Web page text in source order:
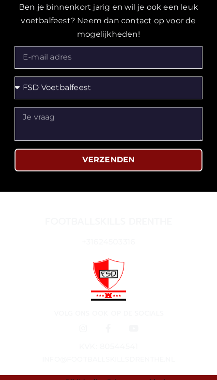
Ben je binnenkort jarig en wil je ook een leuk
voetbalfeest? Neem dan contact op voor de
mogelijkheden!
VERZENDEN